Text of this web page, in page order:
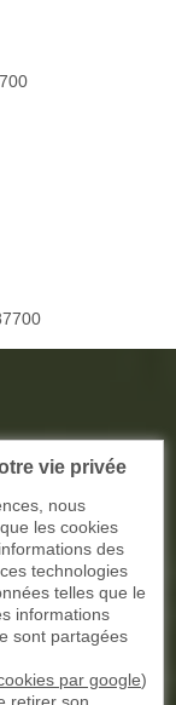
Limoges -
vie privée
nous
les cookies
des
technologies
telles que le
informations
sont partagées
par google)